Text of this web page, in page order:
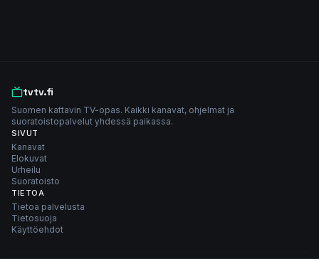
tvtv.fi
Suomen kattavin TV-opas. Kaikki kanavat, ohjelmat ja
suoratoistopalvelut yhdessä paikassa.
SIVUT
Kanavat
Elokuvat
Urheilu
Suoratoisto
TIETOA
Tietoa palvelusta
Tietosuoja
Käyttöehdot